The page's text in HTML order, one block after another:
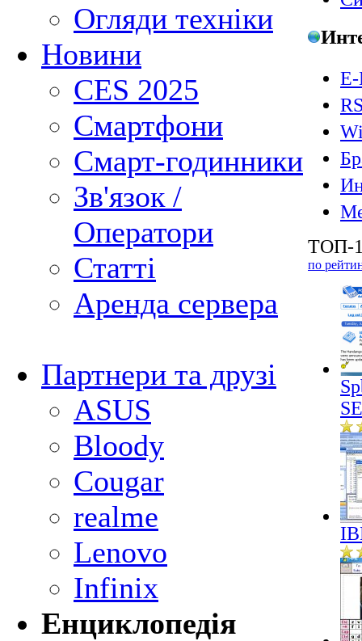
Огляди техніки
Новини
CES 2025
Смартфони
Смарт-годинники
Зв'язок /
Оператори
Статті
Аренда сервера
Партнери та друзі
ASUS
Bloody
Cougar
realme
Lenovo
Infinix
Енциклопедія
ТОП-
по